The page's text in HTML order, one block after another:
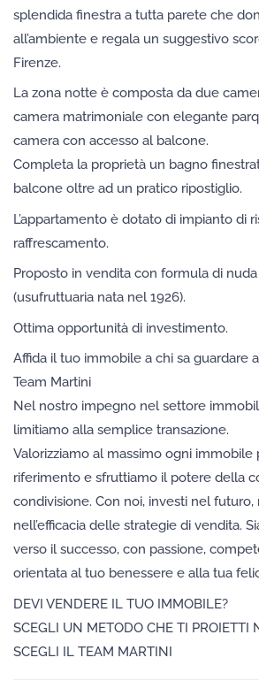
splendida finestra a tutta parete che
all’ambiente e regala un suggestivo
Firenze.
La zona notte è composta da due
camera matrimoniale con elegante
camera con accesso al balcone.
Completa la proprietà un bagno
balcone oltre ad un pratico ripostiglio.
L’appartamento è dotato di impianto di
raffrescamento.
Proposto in vendita con formula di
(usufruttuaria nata nel 1926).
Ottima opportunità di investimento.
Affida il tuo immobile a chi sa guardare
Team Martini
Nel nostro impegno nel settore
limitiamo alla semplice transazione.
Valorizziamo al massimo ogni immobile
riferimento e sfruttiamo il potere della
condivisione. Con noi, investi nel
nell’efficacia delle strategie di vendita.
verso il successo, con passione,
orientata al tuo benessere e alla tua
DEVI VENDERE IL TUO IMMOBILE?
SCEGLI UN METODO CHE TI PROIETTI
SCEGLI IL TEAM MARTINI